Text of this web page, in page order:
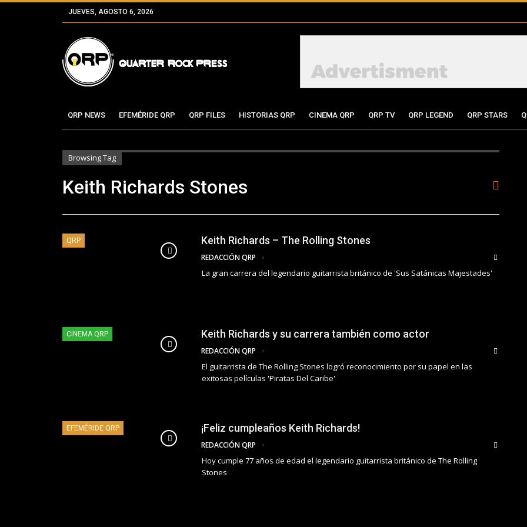
JUEVES, AGOSTO 6, 2026
QRP NEWS EFEMÉRIDE QRP QRP FILES HISTORIAS QRP CINEMA QRP QRP TV QRP LEGEND QRP STARS
Browsing Tag
Keith Richards Stones
QRP Keith Richards – The Rolling Stones
REDACCIÓN QRP
La gran carrera del legendario guitarrista británico de 'Sus Satánicas Majestades'
CINEMA QRP Keith Richards y su carrera también como actor
REDACCIÓN QRP
El guitarrista de The Rolling Stones logró reconocimiento por su papel en las
exitosas películas 'Piratas Del Caribe'
EFEMÉRIDE QRP ¡Feliz cumpleaños Keith Richards!
REDACCIÓN QRP
Hoy cumple 77 años de edad el legendario guitarrista británico de The Rolling
Stones